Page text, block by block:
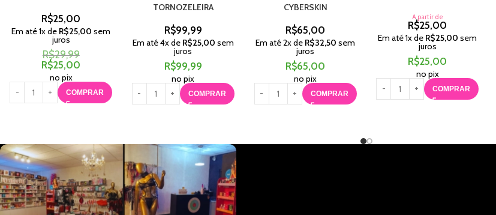
R$25,00
Em até1x de R$25,00 sem
juros
R$29,99
R$25,00
no pix
COMPRAR
TORNOZELEIRA
R$99,99
Em até4x de R$25,00 sem
juros
R$99,99
no pix
COMPRAR
CYBERSKIN
R$65,00
Em até2x de R$32,50 sem
juros
R$65,00
no pix
COMPRAR
A partir de
R$25,00
Em até1x de R$25,00 sem
juros
R$25,00
no pix
COMPRAR